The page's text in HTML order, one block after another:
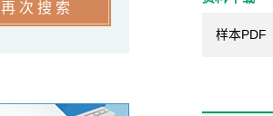
样本PDF
再次搜索